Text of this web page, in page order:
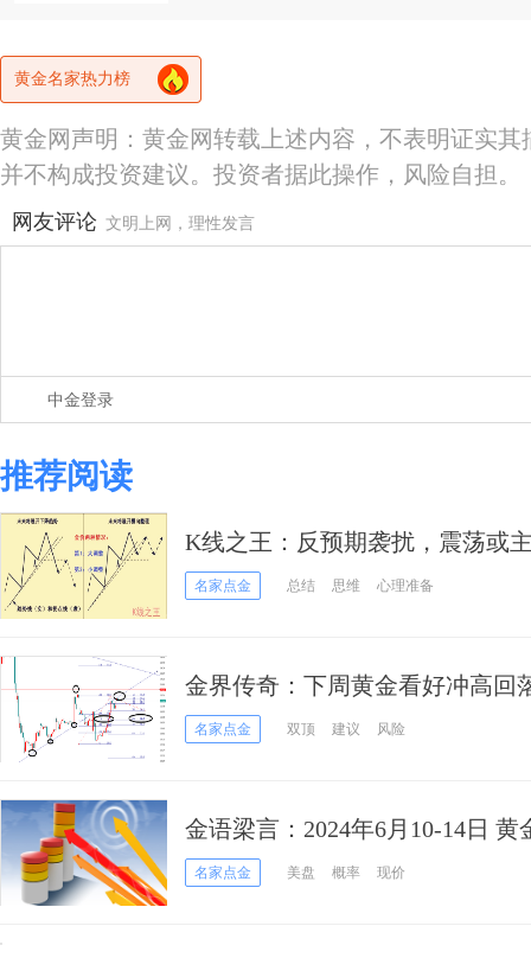
黄金名家热力榜
黄金网声明：黄金网转载上述内容，不表明证实
并不构成投资建议。投资者据此操作，风险自担。
网友评论 文明上网，理性发言
中金登录
推荐阅读
K线之王：反预期袭扰，震荡或
名家点金 总结 思维 心理准备
金界传奇：下周黄金看好冲高回
名家点金 双顶 建议 风险
金语梁言：2024年6月10-14日
分析
名家点金 美盘 概率 现价